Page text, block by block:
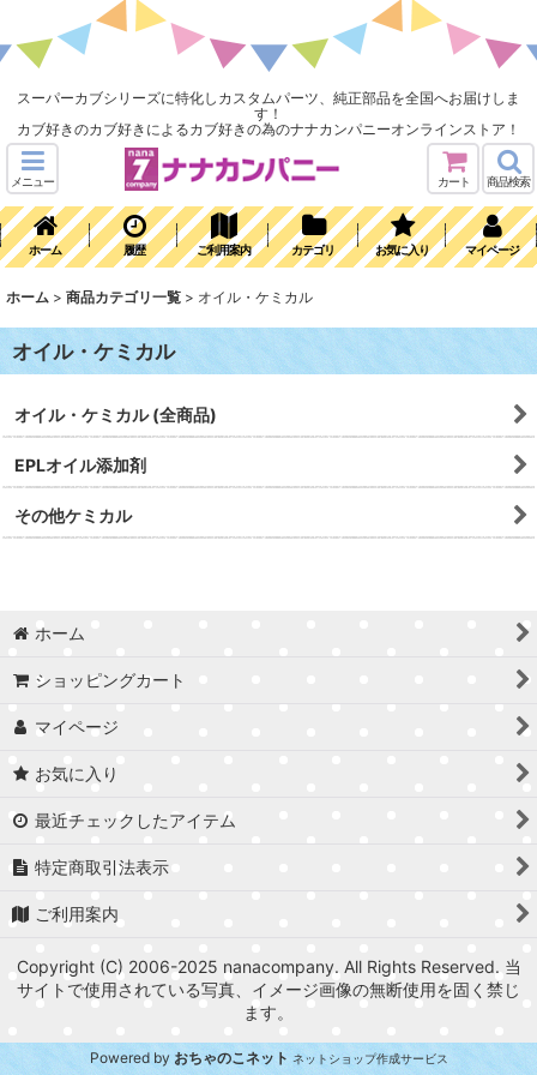
スーパーカブシリーズに特化しカスタムパーツ、純正部品を全国へお届けしま
す！
カブ好きのカブ好きによるカブ好きの為のナナカンパニーオンラインストア！
メニュー カート 商品検索
ホーム 履歴 ご利用案内 カテゴリ お気に入り マイページ
ホーム > 商品カテゴリ一覧 > オイル・ケミカル
オイル・ケミカル
オイル・ケミカル (全商品)
EPLオイル添加剤
その他ケミカル
ホーム
ショッピングカート
マイページ
お気に入り
最近チェックしたアイテム
特定商取引法表示
ご利用案内
Copyright (C) 2006-2025 nanacompany. All Rights Reserved. 当
サイトで使用されている写真、イメージ画像の無断使用を固く禁じ
ます。
Powered by おちゃのこネット ネットショップ作成サービス